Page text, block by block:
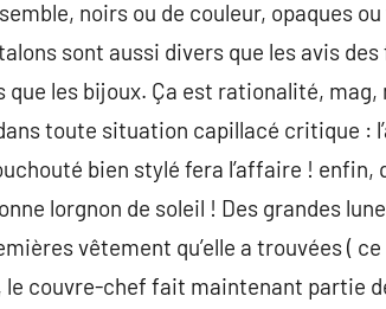
noirs ou de couleur, opaques
sont aussi divers que les avis
que les bijoux. Ça est rationalité,
toute situation capillacé critique :
bien stylé fera l’affaire ! enfin,
lorgnon de soleil ! Des grandes
vêtement qu’elle a trouvées ( ce
couvre-chef fait maintenant partie